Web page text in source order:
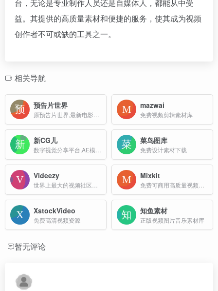
台，无论是专业制作人员还是自媒体人，都能从中受
益。其提供的高质量素材和便捷的服务，使其成为视频
创作者不可或缺的工具之一。
相关导航
预告片世界 mazwai
免费视频剪辑素材库
新CG儿 菜鸟图库
免费设计素材下载
Videezy Mixkit
XstockVideo
免费高清视频资源
知鱼素材
正版视频图片音乐素材库
暂无评论